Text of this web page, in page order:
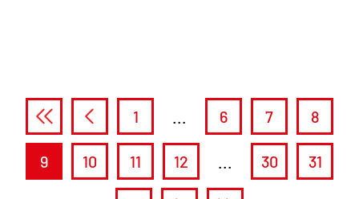
1 ... 6 7 8
9 10 11 12 ... 30 31